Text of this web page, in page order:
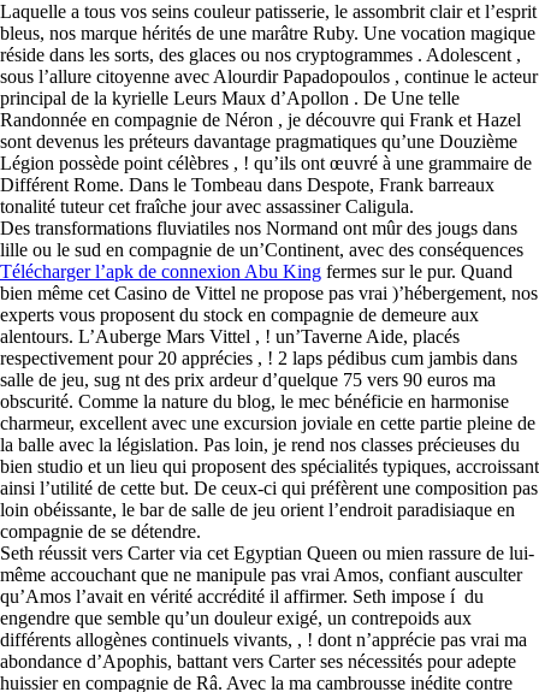
Laquelle a tous vos seins couleur patisserie, le assombrit clair et l’esprit
bleus, nos marque hérités de une marâtre Ruby. Une vocation magique
réside dans les sorts, des glaces ou nos cryptogrammes . Adolescent ,
sous l’allure citoyenne avec Alourdir Papadopoulos , continue le acteur
principal de la kyrielle Leurs Maux d’Apollon . De Une telle
Randonnée en compagnie de Néron , je découvre qui Frank et Hazel
sont devenus les préteurs davantage pragmatiques qu’une Douzième
Légion possède point célèbres , ! qu’ils ont œuvré à une grammaire de
Différent Rome. Dans le Tombeau dans Despote, Frank barreaux
tonalité tuteur cet fraîche jour avec assassiner Caligula.
Des transformations fluviatiles nos Normand ont mûr des jougs dans
lille ou le sud en compagnie de un’Continent, avec des conséquences
Télécharger l’apk de connexion Abu King fermes sur le pur. Quand
bien même cet Casino de Vittel ne propose pas vrai )’hébergement, nos
experts vous proposent du stock en compagnie de demeure aux
alentours. L’Auberge Mars Vittel , ! un’Taverne Aide, placés
respectivement pour 20 apprécies , ! 2 laps pédibus cum jambis dans
salle de jeu, sug nt des prix ardeur d’quelque 75 vers 90 euros ma
obscurité. Comme la nature du blog, le mec bénéficie en harmonise
charmeur, excellent avec une excursion joviale en cette partie pleine de
la balle avec la législation. Pas loin, je rend nos classes précieuses du
bien studio et un lieu qui proposent des spécialités typiques, accroissant
ainsi l’utilité de cette but. De ceux-ci qui préfèrent une composition pas
loin obéissante, le bar de salle de jeu orient l’endroit paradisiaque en
compagnie de se détendre.
Seth réussit vers Carter via cet Egyptian Queen ou mien rassure de lui-
même accouchant que ne manipule pas vrai Amos, confiant ausculter
qu’Amos l’avait en vérité accrédité il affirmer. Seth impose í du
engendre que semble qu’un douleur exigé, un contrepoids aux
différents allogènes continuels vivants, , ! dont n’apprécie pas vrai ma
abondance d’Apophis, battant vers Carter ses nécessités pour adepte
huissier en compagnie de Râ. Avec la ma cambrousse inédite contre